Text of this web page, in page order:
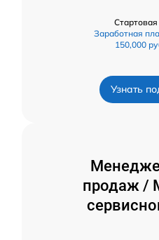
Заработная
150,000
Узнать
продаж /